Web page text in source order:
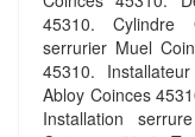
45310. Cylindre
serrurier Muel
45310.
Abloy Coinces
Installation